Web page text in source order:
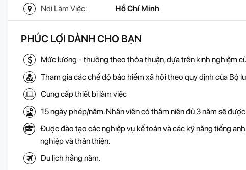
Nơi Làm Việc:
Hồ Chí Minh
PHÚC LỢI DÀNH CHO BẠN
Mức lương - thưởng theo thỏa thuận, dựa trên kinh nghiệm
Tham gia các chế độ bảo hiểm xã hội theo quy định của Bộ
Cung cấp thiết bị làm việc
15 ngày phép/năm. Nhân viên có thâm niên đủ 3 năm sẽ
Được đào tạo các nghiệp vụ kế toán và các kỹ năng tiếng
nghiệp và thân thiện.
Du lịch hằng năm.